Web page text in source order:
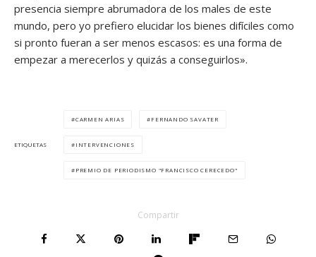
presencia siempre abrumadora de los males de este
mundo, pero yo prefiero elucidar los bienes difíciles como
si pronto fueran a ser menos escasos: es una forma de
empezar a merecerlos y quizás a conseguirlos».
ETIQUETAS
CARMEN ARIAS FERNANDO SAVATER
INTERVENCIONES
PREMIO DE PERIODISMO "FRANCISCO CERECEDO"
Compartir